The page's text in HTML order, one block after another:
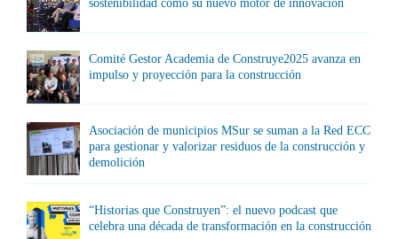
sostenibilidad como su nuevo motor de innovación
Comité Gestor Academia de Construye2025 avanza en
impulso y proyección para la construcción
Asociación de municipios MSur se suman a la Red ECC
para gestionar y valorizar residuos de la construcción y
demolición
“Historias que Construyen”: el nuevo podcast que
celebra una década de transformación en la construcción